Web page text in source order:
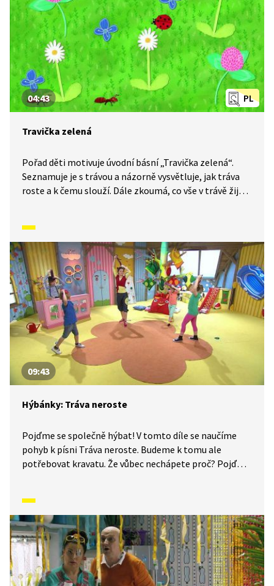
PL
04:43
Travička zelená
Pořad děti motivuje úvodní básní „Travička zelená“.
Seznamuje je s trávou a názorně vysvětluje, jak tráva
roste a k čemu slouží. Dále zkoumá, co vše v trávě žije,
čemu se používá.
09:43
Hýbánky: Tráva neroste
Pojďme se společně hýbat! V tomto díle se naučíme
pohyb k písni Tráva neroste. Budeme k tomu ale
potřebovat kravatu. Že vůbec nechápete proč? Pojďme